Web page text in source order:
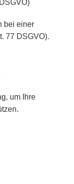
bei einer
77 DSGVO).
um Ihre